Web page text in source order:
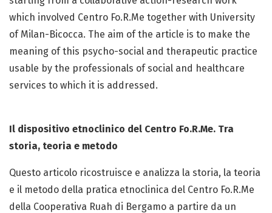
which involved Centro Fo.R.Me together with University
of Milan-Bicocca. The aim of the article is to make the
meaning of this psycho-social and therapeutic practice
usable by the professionals of social and healthcare
services to which it is addressed.
Il dispositivo etnoclinico del Centro Fo.R.Me. Tra
storia, teoria e metodo
Questo articolo ricostruisce e analizza la storia, la teoria
e il metodo della pratica etnoclinica del Centro Fo.R.Me
della Cooperativa Ruah di Bergamo a partire da un